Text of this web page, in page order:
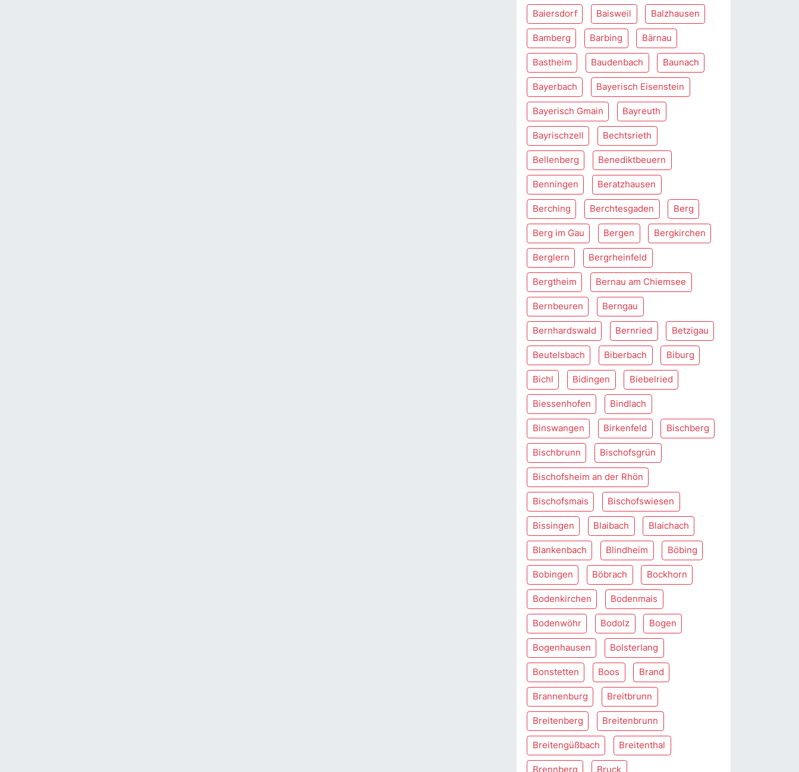
Baiersdorf Baisweil Balzhausen
Bamberg Barbing Bärnau
Bastheim Baudenbach Baunach
Bayerbach Bayerisch Eisenstein
Bayerisch Gmain Bayreuth
Bayrischzell Bechtsrieth
Bellenberg Benediktbeuern
Benningen Beratzhausen
Berching Berchtesgaden Berg
Berg im Gau Bergen Bergkirchen
Berglern Bergrheinfeld
Bergtheim Bernau am Chiemsee
Bernbeuren Berngau
Bernhardswald Bernried Betzigau
Beutelsbach Biberbach Biburg
Bichl Bidingen Biebelried
Biessenhofen Bindlach
Binswangen Birkenfeld Bischberg
Bischbrunn Bischofsgrün
Bischofsheim an der Rhön
Bischofsmais Bischofswiesen
Bissingen Blaibach Blaichach
Blankenbach Blindheim Böbing
Bobingen Böbrach Bockhorn
Bodenkirchen Bodenmais
Bodenwöhr Bodolz Bogen
Bogenhausen Bolsterlang
Bonstetten Boos Brand
Brannenburg Breitbrunn
Breitenberg Breitenbrunn
Breitengüßbach Breitenthal
Brennberg Bruck